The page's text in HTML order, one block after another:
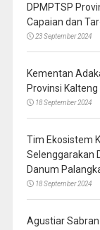
DPMPTSP
Capaian dan
23 September 2024
Kementan
Provinsi
18 September 2024
Tim Ekosistem
Selenggarakan
Danum
18 September 2024
Agustiar